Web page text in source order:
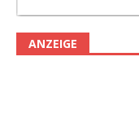
ANZEIGE